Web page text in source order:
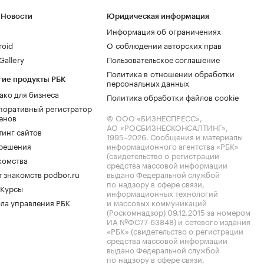
продукты РБК
для бизнеса
регистратор
сайтов
знакомств podbor.ru
управления РБК
Юридическая информация
Информация об ограничениях
О соблюдении авторских прав
Пользовательское соглашение
Политика в отношении обработки
персональных данных
Политика обработки файлов cookie
© ООО «БИЗНЕСПРЕСС»,
АО «РОСБИЗНЕСКОНСАЛТИНГ»,
1995–2026. Сообщения и материалы
информационного агентства «РБК»
(свидетельство о регистрации
средства массовой информации
выдано Федеральной службой
по надзору в сфере связи,
информационных технологий
и массовых коммуникаций
(Роскомнадзор) 09.12.2015 за номером
ИА №ФС77-63848) и сетевого издания
«РБК» (свидетельство о регистрации
средства массовой информации
выдано Федеральной службой
по надзору в сфере связи,